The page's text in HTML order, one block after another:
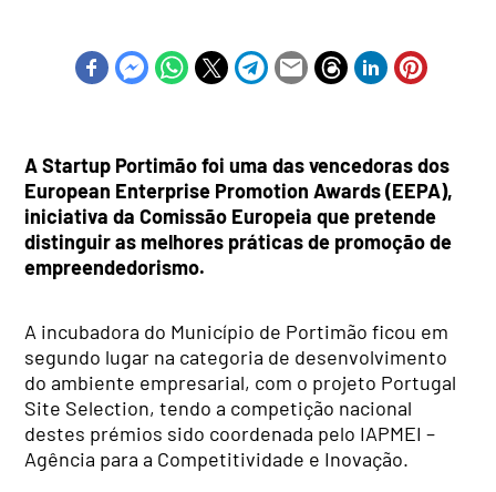
A Startup Portimão foi uma das vencedoras dos
European Enterprise Promotion Awards (EEPA),
iniciativa da Comissão Europeia que pretende
distinguir as melhores práticas de promoção de
empreendedorismo.
A incubadora do Município de Portimão ficou em
segundo lugar na categoria de desenvolvimento
do ambiente empresarial, com o projeto Portugal
Site Selection, tendo a competição nacional
destes prémios sido coordenada pelo IAPMEI –
Agência para a Competitividade e Inovação.